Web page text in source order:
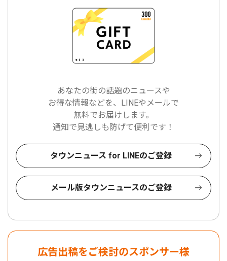
あなたの街の話題のニュースや
お得な情報などを、LINEやメールで
無料でお届けします。
通知で見逃しも防げて便利です！
タウンニュース for LINEのご登録
メール版タウンニュースのご登録
広告出稿をご検討のスポンサー様